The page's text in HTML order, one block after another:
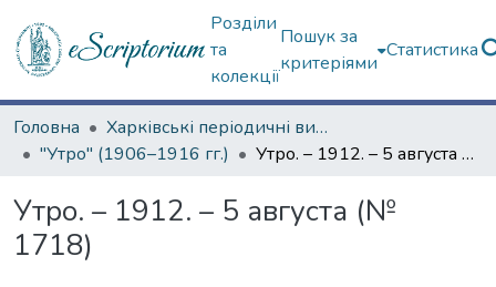
Розділи
та
колекції
Пошук за
критеріями
Статистика
Головна
Харківські періодичні видання
"Утро" (1906–1916 гг.)
Утро. – 1912. – 5 августа (№ 1718)
Утро. – 1912. – 5 августа (№
1718)